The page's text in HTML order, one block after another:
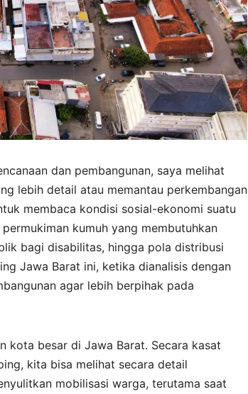
dan pembangunan, saya melihat
lebih detail atau memantau perkembangan
membaca kondisi sosial-ekonomi suatu
kumuh yang membutuhkan
bagi disabilitas, hingga pola distribusi
Jawa Barat ini, ketika dianalisis dengan
agar lebih berpihak pada
kota besar di Jawa Barat. Secara kasat
kita bisa melihat secara detail
mobilisasi warga, terutama saat